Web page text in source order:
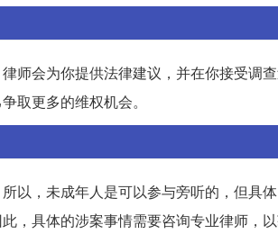
师会为你提供法律建议，并在你接受调
取更多的维权机会。
以，未成年人是可以参与旁听的，但具
具体的涉案事情需要咨询专业律师，以